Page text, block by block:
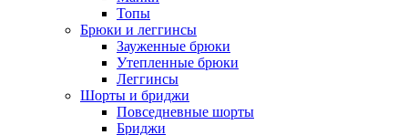
Топы
Брюки и леггинсы
Зауженные брюки
Утепленные брюки
Леггинсы
Шорты и бриджи
Повседневные шорты
Бриджи